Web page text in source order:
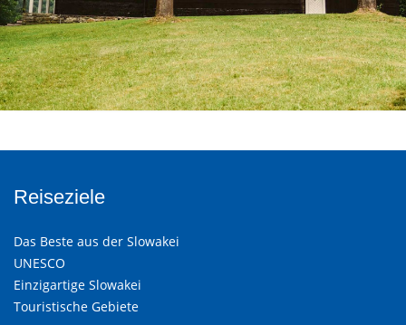
Reiseziele
Das Beste aus der Slowakei
UNESCO
Einzigartige Slowakei
Touristische Gebiete